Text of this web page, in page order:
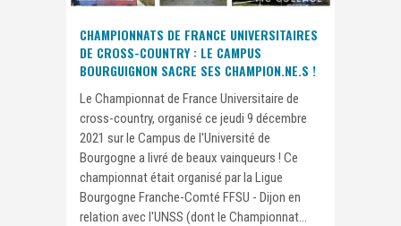
CHAMPIONNATS DE FRANCE UNIVERSITAIRES
DE CROSS-COUNTRY : LE CAMPUS
BOURGUIGNON SACRE SES CHAMPION.NE.S !
Le Championnat de France Universitaire de
cross-country, organisé ce jeudi 9 décembre
2021 sur le Campus de l'Université de
Bourgogne a livré de beaux vainqueurs ! Ce
championnat était organisé par la Ligue
Bourgogne Franche-Comté FFSU - Dijon en
relation avec l'UNSS (dont le Championnat...